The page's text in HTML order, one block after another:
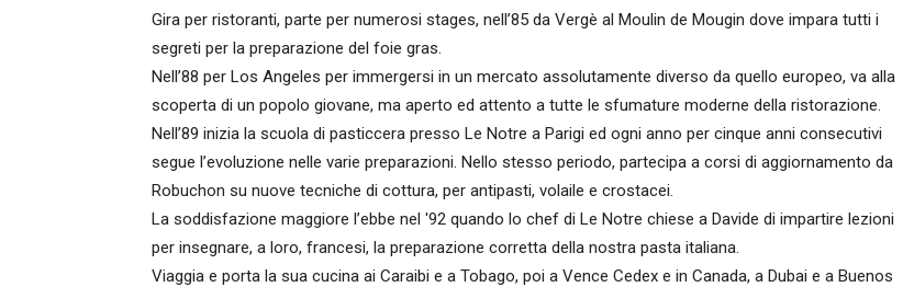
Gira per ristoranti, parte per numerosi stages, nell’85 da Vergè al Moulin de Mougin dove impara tutti i
segreti per la preparazione del foie gras.
Nell’88 per Los Angeles per immergersi in un mercato assolutamente diverso da quello europeo, va alla
scoperta di un popolo giovane, ma aperto ed attento a tutte le sfumature moderne della ristorazione.
Nell’89 inizia la scuola di pasticcera presso Le Notre a Parigi ed ogni anno per cinque anni consecutivi
segue l’evoluzione nelle varie preparazioni. Nello stesso periodo, partecipa a corsi di aggiornamento da
Robuchon su nuove tecniche di cottura, per antipasti, volaile e crostacei.
La soddisfazione maggiore l’ebbe nel '92 quando lo chef di Le Notre chiese a Davide di impartire lezioni
per insegnare, a loro, francesi, la preparazione corretta della nostra pasta italiana.
Viaggia e porta la sua cucina ai Caraibi e a Tobago, poi a Vence Cedex e in Canada, a Dubai e a Buenos